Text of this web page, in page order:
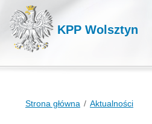
KPP Wolsztyn
Strona główna Aktualności